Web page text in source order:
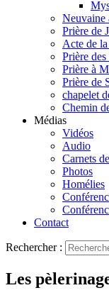
Neuvaine
Prière de
Acte de
Prière des
Prière à
Prière de
chapelet
Chemin
Médias
Vidéos
Audio
Carnets
Photos
Homélies
Contact
Rechercher :
Les